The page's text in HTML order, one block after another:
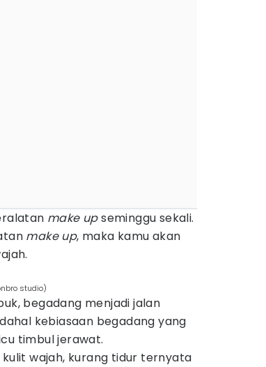
make upseminggu sekali.
make up, maka kamu akan
studio)
begadang menjadi jalan
kebiasaan begadang yang
timbul jerawat.
wajah, kurang tidur ternyata